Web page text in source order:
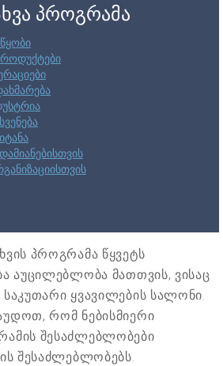
პროგრამა
პროგრამა წყვეტს
აუცილებლობა მათთვის, ვისაც
ყვავილების სალონი.
რომ ნებისმიერი
შესაძლებლობები
შესაძლებლობებს.